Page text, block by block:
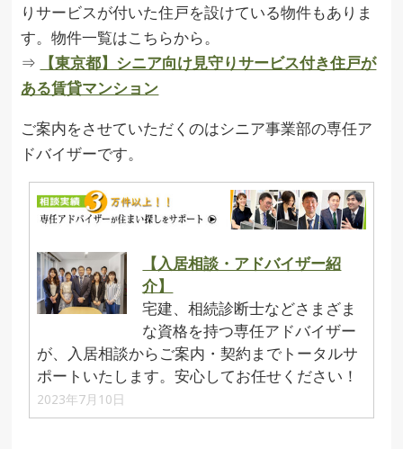
りサービスが付いた住戸を設けている物件もありま
す。物件一覧はこちらから。
⇒
【東京都】シニア向け見守りサービス付き住戸が
ある賃貸マンション
ご案内をさせていただくのはシニア事業部の専任ア
ドバイザーです。
【入居相談・アドバイザー紹
介】
宅建、相続診断士などさまざま
な資格を持つ専任アドバイザー
が、入居相談からご案内・契約までトータルサ
ポートいたします。安心してお任せください！
2023年7月10日